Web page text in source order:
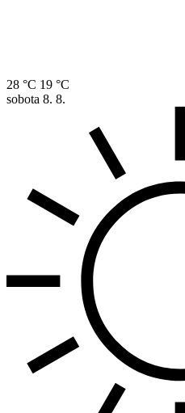
28 °C 19 °C
sobota 8. 8.